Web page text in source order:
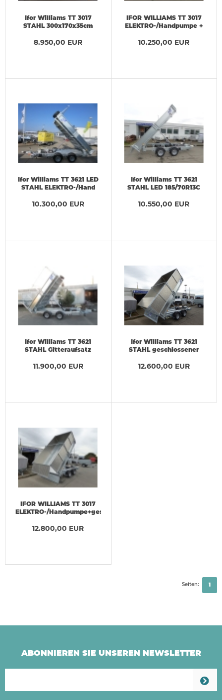
Ifor Williams TT 3017
STAHL 300x170x35cm
ELEKTRO-/Handpumpe
8.950,00 EUR
IFOR WILLIAMS TT 3017
ELEKTRO-/Handpumpe +
10.250,00 EUR
Ifor Williams TT 3621 LED
STAHL ELEKTRO-/Hand
10.300,00 EUR
Ifor Williams TT 3621
STAHL LED 185/70R13C
ELEKTRO-/Hand 3,5 t
10.550,00 EUR
Ifor Williams TT 3621
STAHL Gitteraufsatz
ELEKTRO-/Handpumpe
11.900,00 EUR
Ifor Williams TT 3621
STAHL geschlossener
ELEKTRO-/Handpumpe
12.600,00 EUR
IFOR WILLIAMS TT 3017
ELEKTRO-/Handpumpe+geschlossener
12.800,00 EUR
Seiten: 1
ABONNIEREN SIE UNSEREN NEWSLETTER